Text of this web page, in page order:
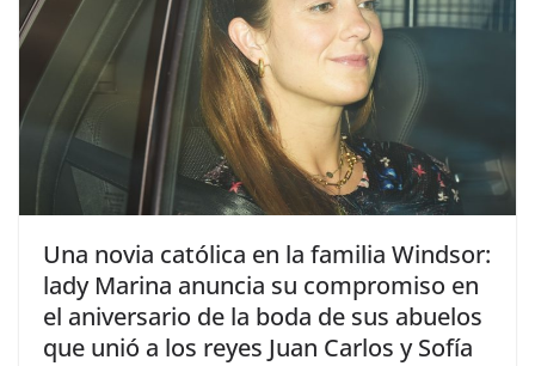
​Una novia católica en la familia Windsor:
lady Marina anuncia su compromiso en
el aniversario de la boda de sus abuelos
que unió a los reyes Juan Carlos y Sofía